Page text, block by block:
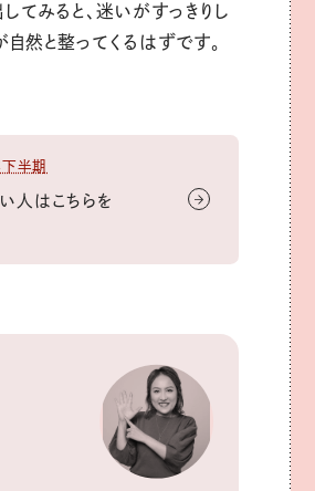
てみると、迷いがすっきりし
然と整ってくるはずです。
半期
人はこちらを